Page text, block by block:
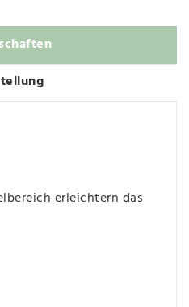
erleichtern das